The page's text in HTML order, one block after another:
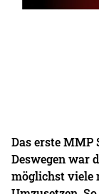
Das erste MMP
Deswegen war
möglichst viele